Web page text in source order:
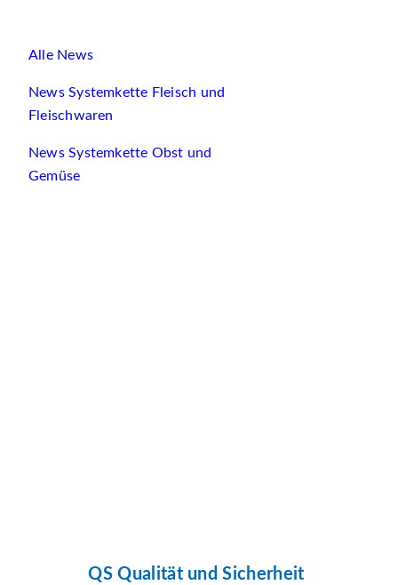
Alle News
News Systemkette Fleisch und
Fleischwaren
News Systemkette Obst und
Gemüse
QS Qualität und Sicherheit